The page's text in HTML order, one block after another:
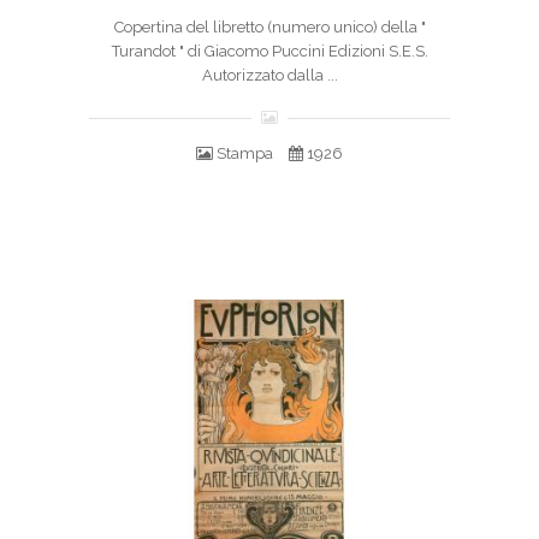
Copertina del libretto (numero unico) della "
Turandot " di Giacomo Puccini Edizioni S.E.S.
Autorizzato dalla ...
Stampa 1926